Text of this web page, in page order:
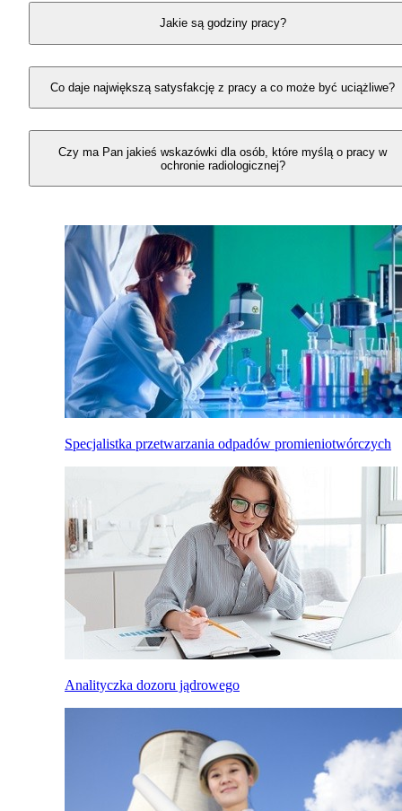
Jakie są godziny pracy?
Co daje największą satysfakcję z pracy a co może być uciążliwe?
Czy ma Pan jakieś wskazówki dla osób, które myślą o pracy w
ochronie radiologicznej?
Specjalistka przetwarzania odpadów promieniotwórczych
Analityczka dozoru jądrowego